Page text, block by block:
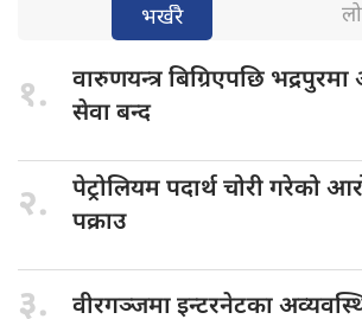
भर्खरै
१. वारुणयन्त्र बिग्रिएपछि
सेवा बन्द
२. पेट्रोलियम पदार्थचोरी गरेको
पक्राउ
३. वीरगञ्जमा इन्टरनेटका